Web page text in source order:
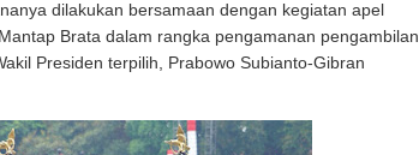
dilakukan bersamaan dengan kegiatan apel
Brata dalam rangka pengamanan pengambilan
Presiden terpilih, Prabowo Subianto-Gibran